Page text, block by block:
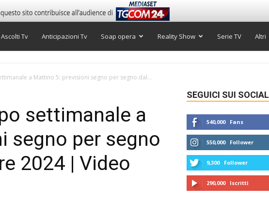
Ascolti Tv Anticipazioni Tv Soap opera Reality Show Serie TV Altri
a Mattino 5: previsioni segno per segno dal...
settimanale a
segno per segno
2024 | Video
SEGUICI SUI SOCIAL
540,000 Fans
550,000 Follower
9,300 Follower
290,000 Iscritti